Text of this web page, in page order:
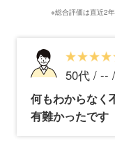
※総合評価は直近2
50代 / --
何もわからなく
有難かったです